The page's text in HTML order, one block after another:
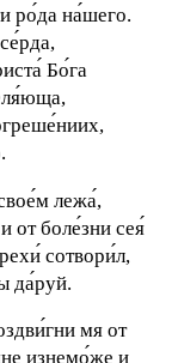
ро́да на́шего.
Бо́га
лежа́,
от боле́зни сея́
сотвори́л,
да́руй.
мя от
изнемо́же и